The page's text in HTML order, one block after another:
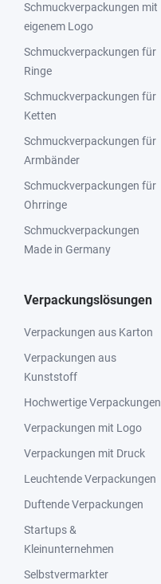
Schmuckverpackungen mit
eigenem Logo
Schmuckverpackungen für
Ringe
Schmuckverpackungen für
Ketten
Schmuckverpackungen für
Armbänder
Schmuckverpackungen für
Ohrringe
Schmuckverpackungen
Made in Germany
Verpackungslösungen
Verpackungen aus Karton
Verpackungen aus
Kunststoff
Hochwertige Verpackungen
Verpackungen mit Logo
Verpackungen mit Druck
Leuchtende Verpackungen
Duftende Verpackungen
Startups &
Kleinunternehmen
Selbstvermarkter